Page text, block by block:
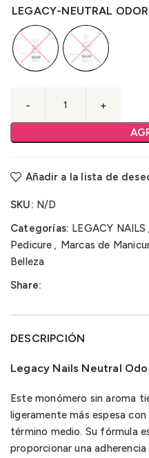
LEGACY-NEUTRAL
Añadir a la lista de
SKU: N/D
Categorías: LEGACY NAILS ,
Pedicure , Marcas de
Belleza
Share:
DESCRIPCIÓN
Legacy Nails Neutral
Este monómero sin aroma
ligeramente más espesa
término medio. Su fórmula
proporcionar una